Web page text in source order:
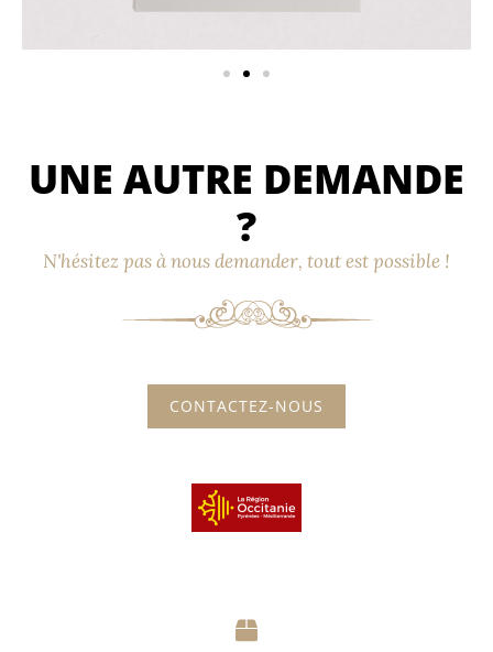
UNE AUTRE DEMANDE
?
N'hésitez pas à nous demander, tout est possible !
CONTACTEZ-NOUS